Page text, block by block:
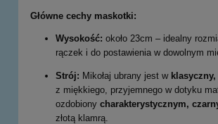
Główne cechy maskotki:
Wysokość: około 23cm – idealny
rączek i do postawienia w dowolnym
Strój: Mikołaj ubrany jest w
z miękkiego, przyjemnego w dotyku
ozdobiony charakterystycznym,
złotą klamrą.